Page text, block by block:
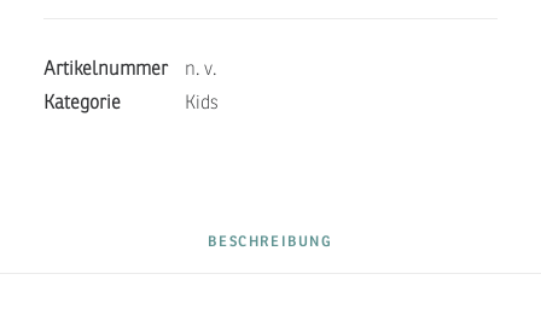
LILAC
Menge
Artikelnummer
n. v.
Kategorie
Kids
BESCHREIBUNG